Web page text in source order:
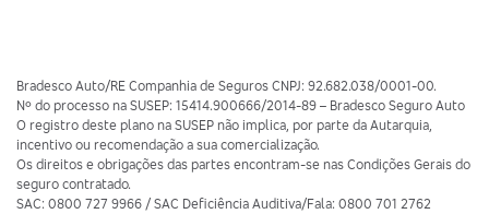
Bradesco Auto/RE Companhia de Seguros CNPJ: 92.682.038/0001-00.
Nº do processo na SUSEP: 15414.900666/2014-89 – Bradesco Seguro Auto
O registro deste plano na SUSEP não implica, por parte da Autarquia,
incentivo ou recomendação a sua comercialização.
Os direitos e obrigações das partes encontram-se nas Condições Gerais do
seguro contratado.
SAC: 0800 727 9966 / SAC Deficiência Auditiva/Fala: 0800 701 2762